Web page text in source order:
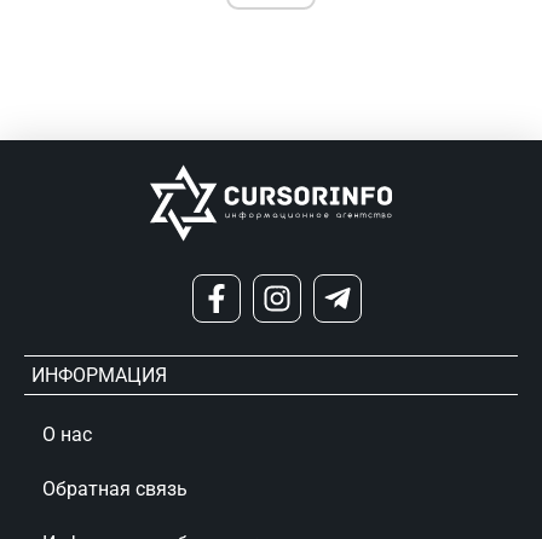
ИНФОРМАЦИЯ
О нас
Обратная связь